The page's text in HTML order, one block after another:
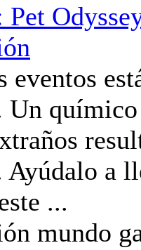
Pet
eventos
Un
Ayúdalo a
...
mundo